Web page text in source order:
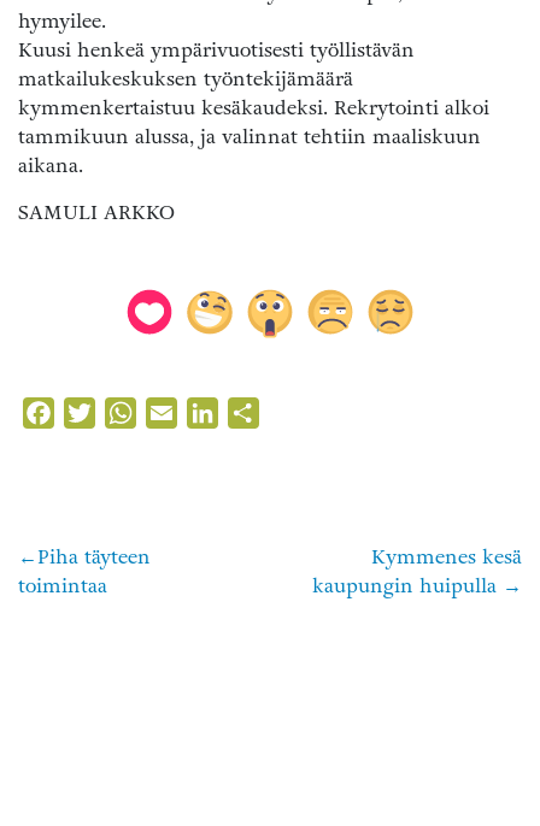
hymyilee.
Kuusi henkeä ympärivuotisesti työllistävän
matkailukeskuksen työntekijämäärä
kymmenkertaistuu kesäkaudeksi. Rekrytointi alkoi
tammikuun alussa, ja valinnat tehtiin maaliskuun
aikana.
SAMULI ARKKO
FacebookTwitterWhatsApp
Email LinkedIn
Artikkelien
Piha täyteen
toimintaa
Kymmenes kesä
kaupungin huipulla